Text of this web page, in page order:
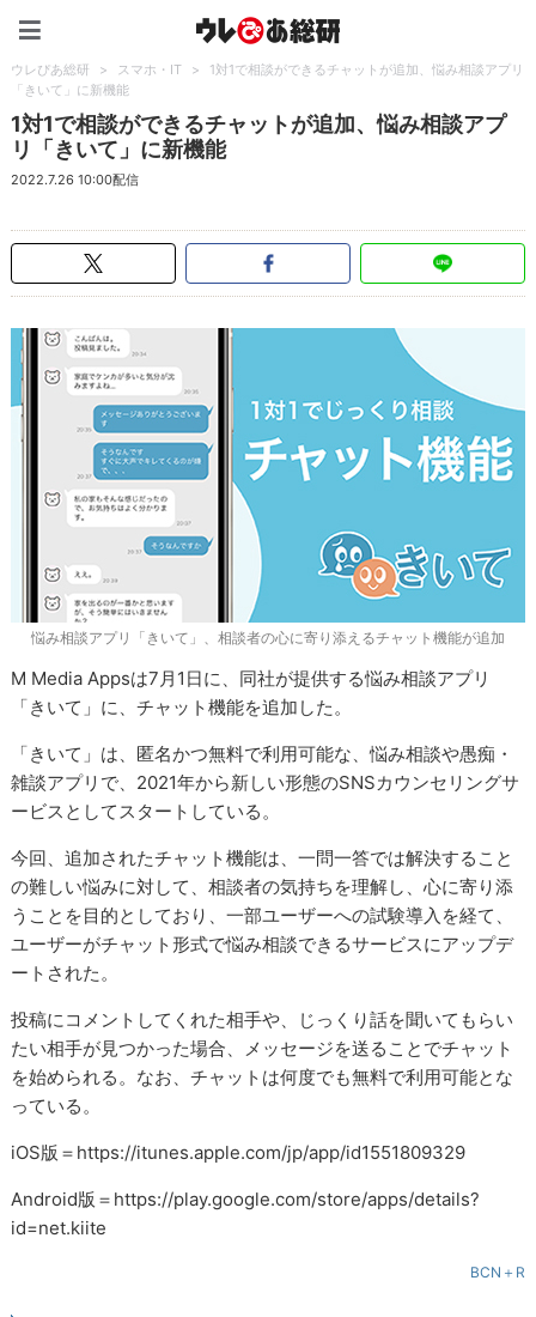
ウレぴあ総研 > スマホ・IT >
1対1で相談ができるチャットが追加、悩み相談アプリ
「きいて」に新機能
1対1で相談ができるチャットが追加、悩み相談アプ
リ「きいて」に新機能
2022.7.26 10:00配信
悩み相談アプリ「きいて」、相談者の心に寄り添えるチャット機能が追加
M Media Appsは7月1日に、同社が提供する悩み相談アプリ
「きいて」に、チャット機能を追加した。
「きいて」は、匿名かつ無料で利用可能な、悩み相談や愚痴・
雑談アプリで、2021年から新しい形態のSNSカウンセリングサ
ービスとしてスタートしている。
今回、追加されたチャット機能は、一問一答では解決すること
の難しい悩みに対して、相談者の気持ちを理解し、心に寄り添
うことを目的としており、一部ユーザーへの試験導入を経て、
ユーザーがチャット形式で悩み相談できるサービスにアップデ
ートされた。
投稿にコメントしてくれた相手や、じっくり話を聞いてもらい
たい相手が見つかった場合、メッセージを送ることでチャット
を始められる。なお、チャットは何度でも無料で利用可能とな
っている。
iOS版＝https://itunes.apple.com/jp/app/id1551809329
Android版＝https://play.google.com/store/apps/details?
id=net.kiite
BCN＋R